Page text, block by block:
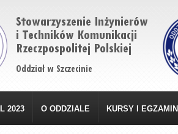
2023 O ODDZIALE KURSY I